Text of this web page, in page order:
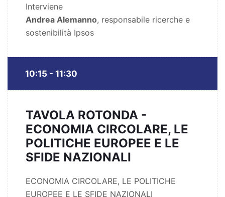
Interviene
Andrea Alemanno, responsabile ricerche e
sostenibilità Ipsos
10:15 - 11:30
TAVOLA ROTONDA -
ECONOMIA CIRCOLARE, LE
POLITICHE EUROPEE E LE
SFIDE NAZIONALI
ECONOMIA CIRCOLARE, LE POLITICHE
EUROPEE E LE SFIDE NAZIONALI